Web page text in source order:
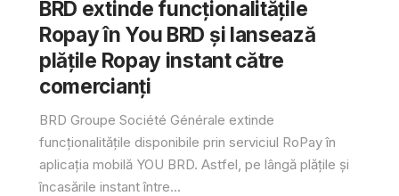
BRD extinde funcționalitățile
Ropay în You BRD și lansează
plățile Ropay instant către
comercianți
BRD Groupe Société Générale extinde
funcționalitățile disponibile prin serviciul RoPay în
aplicația mobilă YOU BRD. Astfel, pe lângă plățile și
încasările instant între...